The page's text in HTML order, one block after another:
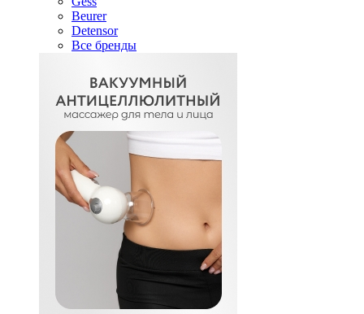
Beurer
Detensor
Все бренды